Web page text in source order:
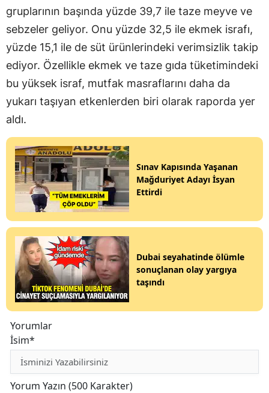
gruplarının başında yüzde 39,7 ile taze meyve ve
sebzeler geliyor. Onu yüzde 32,5 ile ekmek israfı,
yüzde 15,1 ile de süt ürünlerindeki verimsizlik takip
ediyor. Özellikle ekmek ve taze gıda tüketimindeki
bu yüksek israf, mutfak masraflarını daha da
yukarı taşıyan etkenlerden biri olarak raporda yer
aldı.
Sınav Kapısında Yaşanan
Mağduriyet Adayı İsyan
Ettirdi
Dubai seyahatinde ölümle
sonuçlanan olay yargıya
taşındı
Yorumlar
İsim*
Yorum Yazın (500 Karakter)